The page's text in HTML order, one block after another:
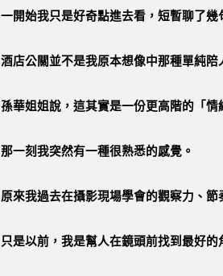
一開始我只是好奇點進去看，短暫聊了幾
酒店公關並不是我原本想像中那種單純陪
孫華姐姐說，這其實是一份更高階的「情
那一刻我突然有一種很熟悉的感覺。
原來我過去在攝影現場學會的觀察力、
只是以前，我是幫人在鏡頭前找到最好的